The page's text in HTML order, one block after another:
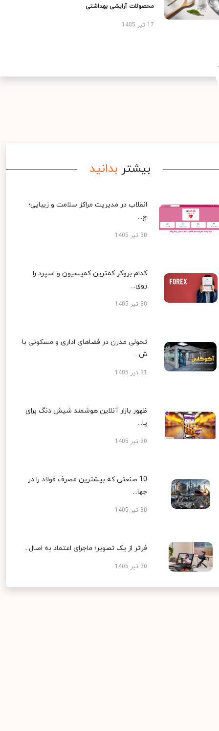
محصولات آرایشی بهداشتی
17 تیر 1405
بیشتر بدانید
انقلاب در مدیریت مراکز سلامت و زیبایی؛
چ...
30 تیر 1405
کدام بروکر کمترین کمیسیون و اسپرد را
روی...
30 تیر 1405
تحولی مدرن در فضاهای اداری و مسکونی با
ش...
ظهور بازار آنلاین هوشمند شیش دنگ برای
پا...
30 تیر 1405
10 صنعتی که بیشترین مصرف فولاد را در
جها...
30 تیر 1405
فراتر از یک تصویر؛ ماجرای اعتماد به اصال...
30 تیر 1405